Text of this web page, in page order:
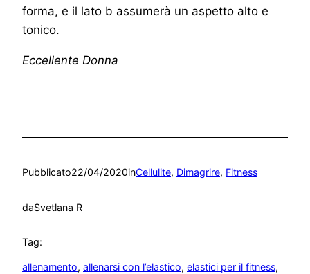
forma, e il lato b assumerà un aspetto alto e
tonico.
Eccellente Donna
Pubblicato22/04/2020inCellulite, Dimagrire, Fitness
daSvetlana R
Tag:
allenamento, allenarsi con l’elastico, elastici per il fitness